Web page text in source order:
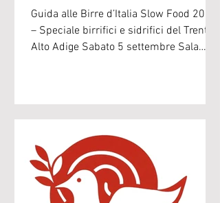
Guida alle Birre d’Italia Slow Food 2027
– Speciale birrifici e sidrifici del Trentino
Alto Adige Sabato 5 settembre Sala
birrifici e i sidrifici del Trentino e
dell’Alto Adige presenti nella Guida alle
Birre d’Italia 2027 di Slow Food Editore.
Troverai i banchi di assaggio di undici bi